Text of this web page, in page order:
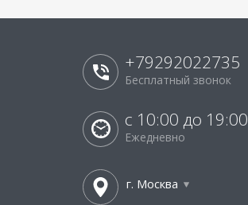
+79292022735
Бесплатный звонок
с 10:00 до 19:00
Ежедневно
г. Москва